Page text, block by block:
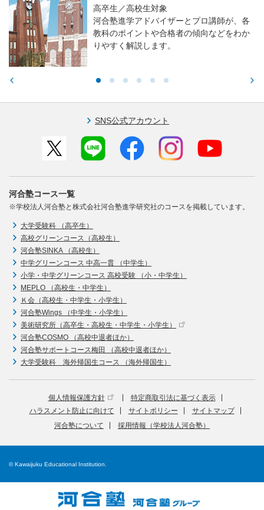
高卒生／高校生対象
河合塾進学アドバイザーとプロ講師が、各
教科のポイントや合格者の傾向などをわか
りやすく解説します。
SNS公式アカウント
河合塾コース一覧
※学校法人河合塾と株式会社河合塾進学研究社のコースを掲載しています。
大学受験科 （高卒生）
高校グリーンコース（高校生）
河合塾SINKA （高校生）
中学グリーンコース 中高一貫 （中学生）
小学・中学グリーンコース 高校受験 （小・中学生）
MEPLO （高校生・中学生）
Ｋ会（高校生・中学生・小学生）
河合塾Wings （中学生・小学生）
美術研究所（高卒生・高校生・中学生・小学生）
河合塾COSMO （高校中退者ほか）
河合塾サポートコース梅田 （高校中退者ほか）
大学受験科 海外帰国生コース （海外帰国生）
個人情報保護方針
特定商取引法に基づく表示
ハラスメント防止に向けて
サイトポリシー
サイトマップ
河合塾について
採用情報（学校法人河合塾）
© Kawaijuku Educational Institution.